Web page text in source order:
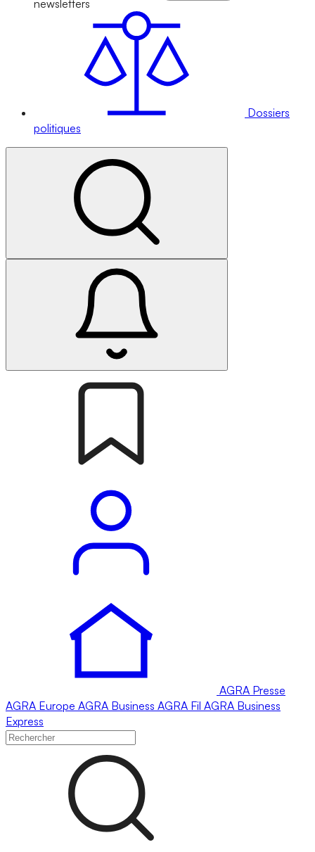
newsletters
Dossiers
politiques
AGRA Presse
AGRA Europe AGRA Business AGRA Fil AGRA Business
Express